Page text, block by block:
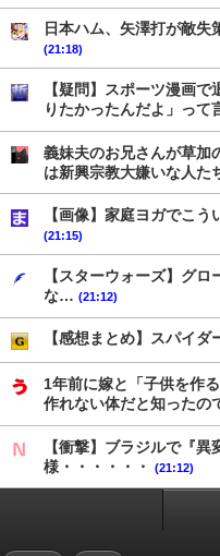
日本ハム、矢澤打が敵失
(21:18)
【疑問】スポーツ漫画
りたかったんだよ」って
義妹夫のお兄さんが草加
は新興宗教大嫌いな人た
【画像】家庭ヨガでこう
(21:15)
【スターウォーズ】グ
な… (21:12)
【感想まとめ】スパイ
1年前に嫁と「子供を作
作れない体だと知ったの
【衝撃】ブラジルで『
様・・・・・・
(21:12)